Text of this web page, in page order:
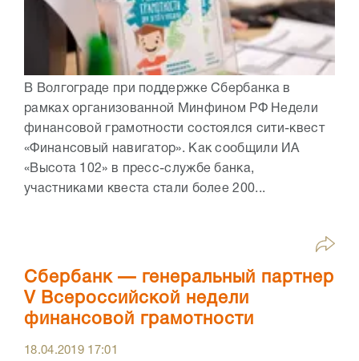
В Волгограде при поддержке Сбербанка в
рамках организованной Минфином РФ Недели
финансовой грамотности состоялся сити-квест
«Финансовый навигатор». Как сообщили ИА
«Высота 102» в пресс-службе банка,
участниками квеста стали более 200...
Сбербанк — генеральный партнер
V Всероссийской недели
финансовой грамотности
18.04.2019 17:01